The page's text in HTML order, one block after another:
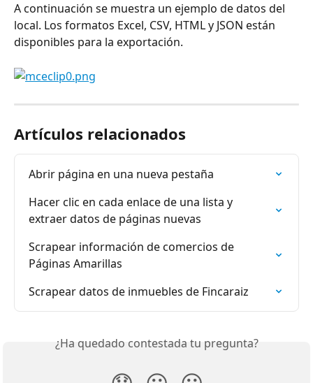
A continuación se muestra un ejemplo de datos del
local. Los formatos Excel, CSV, HTML y JSON están
disponibles para la exportación.
Artículos relacionados
Abrir página en una nueva pestaña
Hacer clic en cada enlace de una lista y
extraer datos de páginas nuevas
Scrapear información de comercios de
Páginas Amarillas
Scrapear datos de inmuebles de Fincaraiz
¿Ha quedado contestada tu pregunta?